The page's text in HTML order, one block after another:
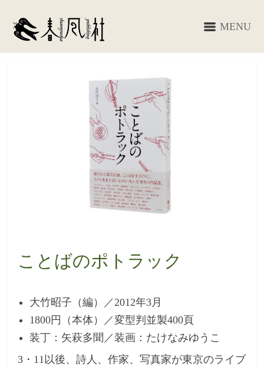
MENU
ことばのポトラック
大竹昭子（編）／2012年3月
1800円（本体）／変型判並製400頁
装丁：矢萩多聞／装画：たけなみゆうこ
3・11以後、詩人、作家、写真家が東京のライブ